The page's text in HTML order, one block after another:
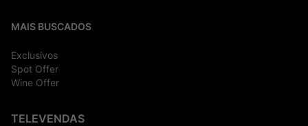
MAIS BUSCADOS
Exclusivos
Spot Offer
Wine Offer
TELEVENDAS